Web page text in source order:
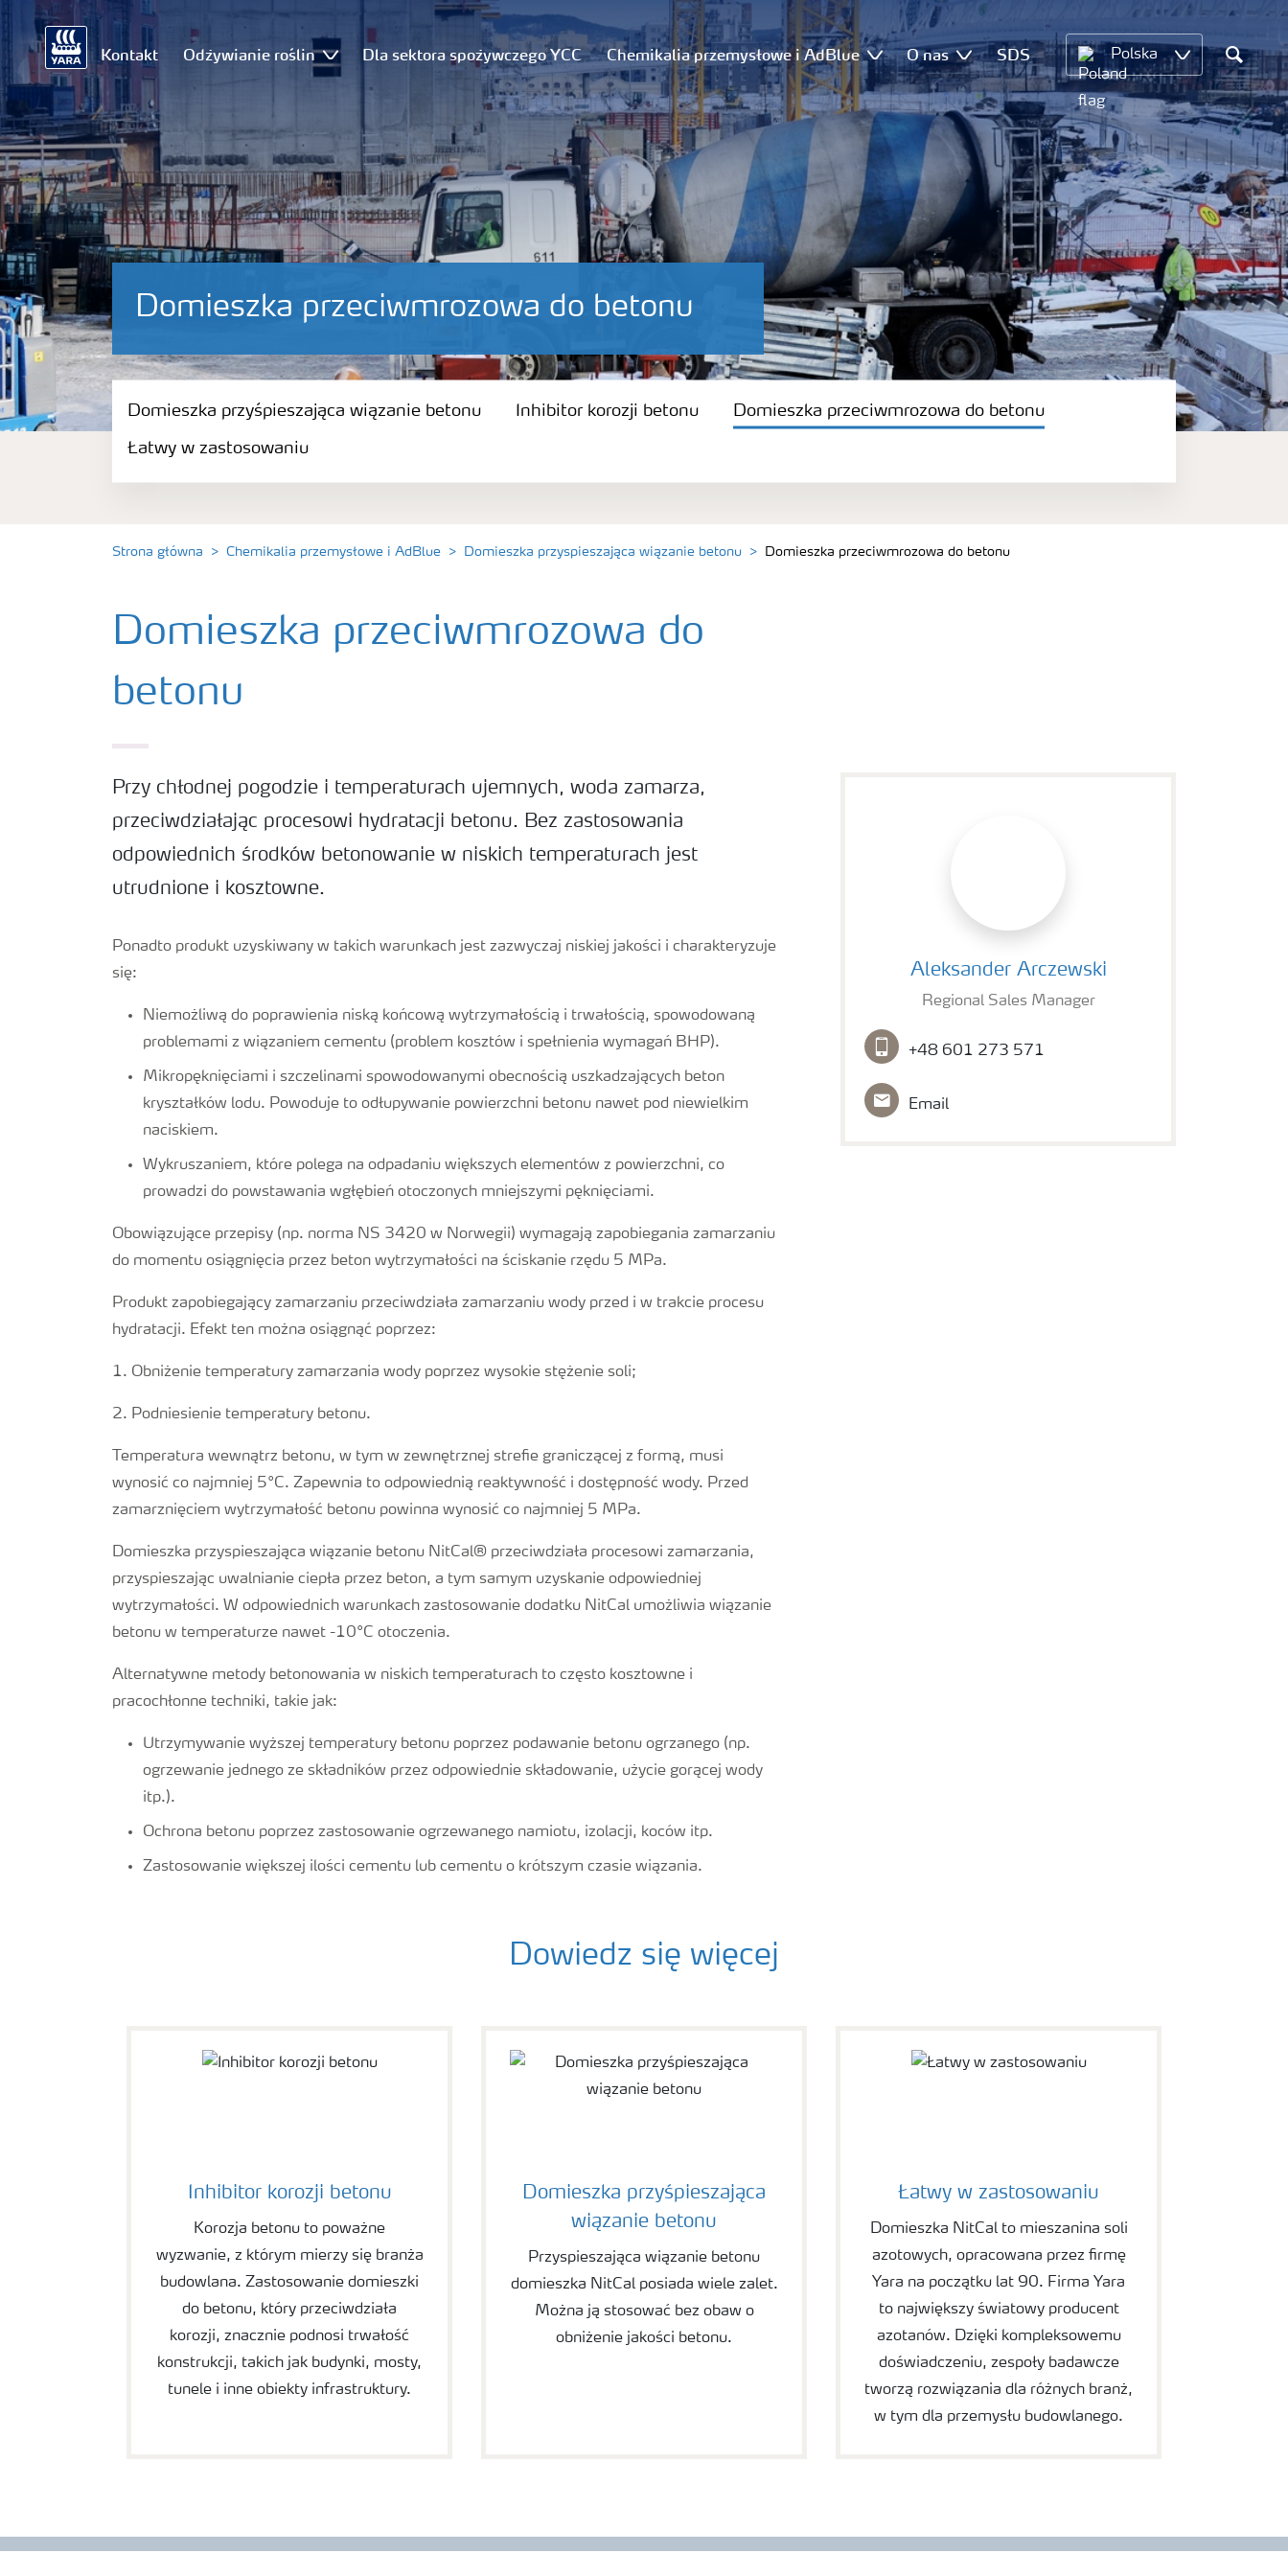
Kontakt Odżywianie roślin Dla sektora spożywczego YCC Chemikalia przemysłowe i AdBlue O nas SDS Polska
Search
Domieszka przeciwmrozowa do betonu
Domieszka przyśpieszająca wiązanie betonu
Inhibitor korozji betonu
Domieszka przyśpieszająca wiązanie betonu Inhibitor korozji betonu Domieszka przeciwmrozowa do betonu
Łatwy w zastosowaniu
Strona główna Chemikalia przemysłowe i AdBlue Domieszka przyspieszająca wiązanie betonu Domieszka przeciwmrozowa do betonu
Domieszka przeciwmrozowa do
betonu
Przy chłodnej pogodzie i temperaturach ujemnych, woda zamarza,
przeciwdziałając procesowi hydratacji betonu. Bez zastosowania
odpowiednich środków betonowanie w niskich temperaturach jest
utrudnione i kosztowne.
Ponadto produkt uzyskiwany w takich warunkach jest zazwyczaj niskiej jakości i charakteryzuje
się:
Niemożliwą do poprawienia niską końcową wytrzymałością i trwałością, spowodowaną
problemami z wiązaniem cementu (problem kosztów i spełnienia wymagań BHP).
Mikropęknięciami i szczelinami spowodowanymi obecnością uszkadzających beton
kryształków lodu. Powoduje to odłupywanie powierzchni betonu nawet pod niewielkim
naciskiem.
Wykruszaniem, które polega na odpadaniu większych elementów z powierzchni, co
prowadzi do powstawania wgłębień otoczonych mniejszymi pęknięciami.
Obowiązujące przepisy (np. norma NS 3420 w Norwegii) wymagają zapobiegania zamarzaniu
do momentu osiągnięcia przez beton wytrzymałości na ściskanie rzędu 5 MPa.
Produkt zapobiegający zamarzaniu przeciwdziała zamarzaniu wody przed i w trakcie procesu
hydratacji. Efekt ten można osiągnąć poprzez:
1. Obniżenie temperatury zamarzania wody poprzez wysokie stężenie soli;
2. Podniesienie temperatury betonu.
Temperatura wewnątrz betonu, w tym w zewnętrznej strefie graniczącej z formą, musi
wynosić co najmniej 5°C. Zapewnia to odpowiednią reaktywność i dostępność wody. Przed
zamarznięciem wytrzymałość betonu powinna wynosić co najmniej 5 MPa.
Domieszka przyspieszająca wiązanie betonu NitCal® przeciwdziała procesowi zamarzania,
przyspieszając uwalnianie ciepła przez beton, a tym samym uzyskanie odpowiedniej
wytrzymałości. W odpowiednich warunkach zastosowanie dodatku NitCal umożliwia wiązanie
betonu w temperaturze nawet -10°C otoczenia.
Alternatywne metody betonowania w niskich temperaturach to często kosztowne i
pracochłonne techniki, takie jak:
Utrzymywanie wyższej temperatury betonu poprzez podawanie betonu ogrzanego (np.
ogrzewanie jednego ze składników przez odpowiednie składowanie, użycie gorącej wody
itp.).
Ochrona betonu poprzez zastosowanie ogrzewanego namiotu, izolacji, koców itp.
Zastosowanie większej ilości cementu lub cementu o krótszym czasie wiązania.
Aleksander Arczewski
Regional Sales Manager
+48 601 273 571
Email
Dowiedz się więcej
Inhibitor korozji betonu
Korozja betonu to poważne
wyzwanie, z którym mierzy się branża
budowlana. Zastosowanie domieszki
do betonu, który przeciwdziała
korozji, znacznie podnosi trwałość
konstrukcji, takich jak budynki, mosty,
tunele i inne obiekty infrastruktury.
Domieszka przyśpieszająca
wiązanie betonu
Przyspieszająca wiązanie betonu
domieszka NitCal posiada wiele zalet.
Można ją stosować bez obaw o
obniżenie jakości betonu.
Łatwy w zastosowaniu
Domieszka NitCal to mieszanina soli
azotowych, opracowana przez firmę
Yara na początku lat 90. Firma Yara
to największy światowy producent
azotanów. Dzięki kompleksowemu
doświadczeniu, zespoły badawcze
tworzą rozwiązania dla różnych branż,
w tym dla przemysłu budowlanego.